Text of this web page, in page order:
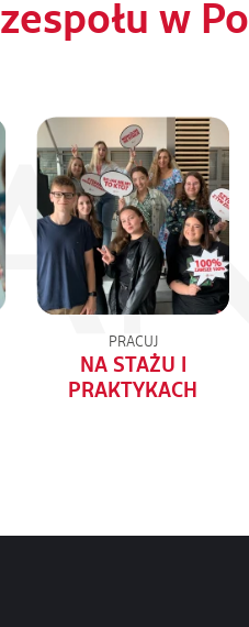
w
PRACUJ
NA STAŻU I
PRAKTYKACH